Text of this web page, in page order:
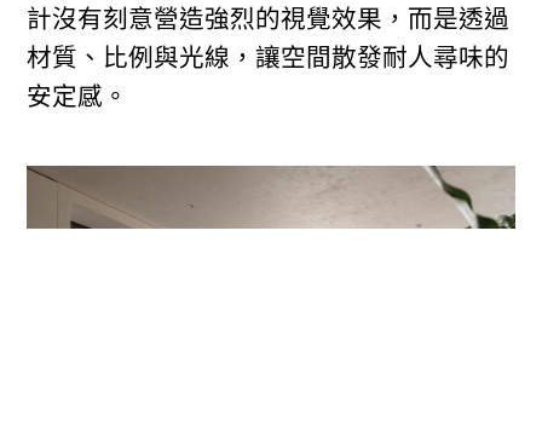
計沒有刻意營造強烈的視覺效果，而是透過
材質、比例與光線，讓空間散發耐人尋味的
安定感。